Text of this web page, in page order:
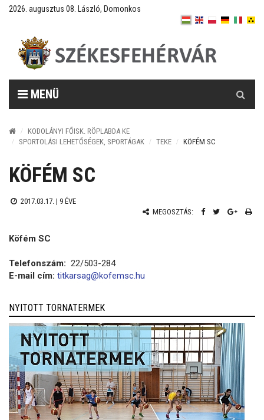
2026. augusztus 08. László, Domonkos
MENÜ
KODOLÁNYI FŐISK. RÖPLABDA KE
SPORTOLÁSI LEHETŐSÉGEK, SPORTÁGAK
TEKE KÖFÉM SC
KÖFÉM SC
2017.03.17. | 9 ÉVE
MEGOSZTÁS:
Köfém SC
Telefonszám: 22/503-284
E-mail cím: titkarsag@kofemsc.hu
NYITOTT TORNATERMEK